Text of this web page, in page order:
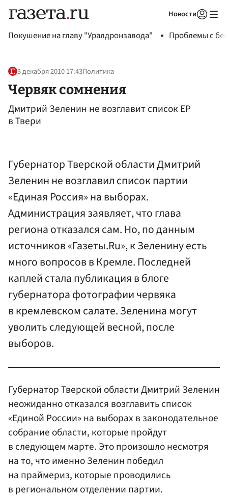
Новости
Покушение на главу "Уралдронзавода" Проблемы с
3 декабря 2010 17:43Политика
Червяк сомнения
Дмитрий Зеленин не возглавит список ЕР
в Твери
Губернатор Тверской области Дмитрий
Зеленин не возглавил список партии
«Единая Россия» на выборах.
Администрация заявляет, что глава
региона отказался сам. Но, по данным
источников «Газеты.Ru», к Зеленину есть
много вопросов в Кремле. Последней
каплей стала публикация в блоге
губернатора фотографии червяка
в кремлевском салате. Зеленина могут
уволить следующей весной, после
выборов.
Губернатор Тверской области Дмитрий Зеленин
неожиданно отказался возглавить список
«Единой России» на выборах в законодательное
собрание области, которые пройдут
в следующем марте. Это произошло несмотря
на то, что именно Зеленин победил
на праймериз, которые проводились
в региональном отделении партии.